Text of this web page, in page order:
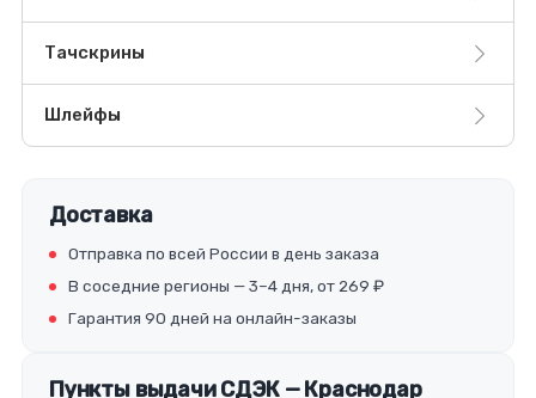
Тачскрины
Шлейфы
Доставка
Отправка по всей России в день заказа
В соседние регионы — 3–4 дня, от 269 ₽
Гарантия 90 дней на онлайн-заказы
Пункты выдачи СДЭК — Краснодар